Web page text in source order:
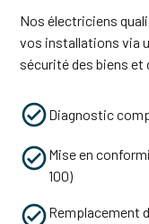
Nos électriciens
vos installations via
sécurité des biens et
Diagnostic
Mise en
100)
Remplacement